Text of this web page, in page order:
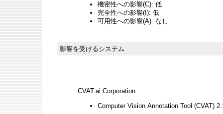
機密性への影響(C): 低
完全性への影響(I): 低
可用性への影響(A): なし
影響を受けるシステム
CVAT.ai Corporation
Computer Vision Annotation Tool (CVAT)